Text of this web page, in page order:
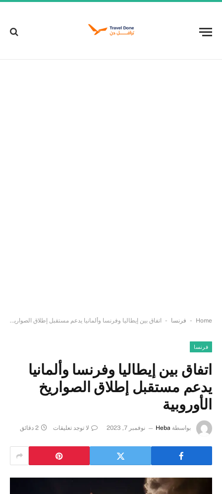
Home
- فرنسا - اتفاق بين إيطاليا وفرنسا وألمانيا يدعم مستقبل إطلاق الصواريخ الأوروبية
فرنسا
اتفاق بين إيطاليا وفرنسا وألمانيا
يدعم مستقبل إطلاق الصواريخ
الأوروبية
بواسطة Heba نوفمبر 7, 2023 لا توجد تعليقات 2 دقائق